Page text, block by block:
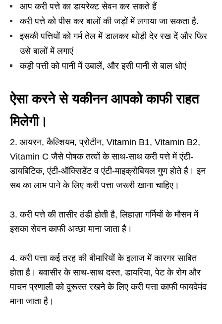
आप करी पत्ते का डायरेक्ट सेवन कर सकते हैं
करी पत्ते को पीस कर बालों की जड़ों में लगाया जा सकता है.
इसकी पत्तियों को गर्म तेल में डालकर थोड़ी देर रख दें और फिर
उसे बालों में लगाएं
कड़ी पत्ती को पानी में उबालें, और इसी पानी से बाल धोएं
ऐसा करने से यकीनन आपको काफी राहत
मिलेगी।
2. आयरन, कैल्शियम, प्रोटीन, Vitamin B1, Vitamin B2,
Vitamin C जैसे पोषक तत्वों के साथ-साथ करी पत्ते में एंटी-
डायबिटिक, एंटी-ऑक्सिडेंट व एंटी-माइक्रोबियल गुण होते है। इन
सब का लाभ पाने के लिए करी पत्ता जरूरी खाना चाहिए।
3. करी पत्ते की तासीर ठंडी होती है, लिहाज़ा गर्मियों के मौसम में
इसका सेवन काफी अच्छा माना जाता है।
4. करी पत्ता कई तरह की बीमारियों के इलाज में कारगर साबित
होता है। बवासीर के साथ-साथ दस्त, डायरिया, पेट के रोग और
पाचन प्रणाली को दुरूस्त रखने के लिए करी पत्ता काफी फायदेमंद
माना जाता है।